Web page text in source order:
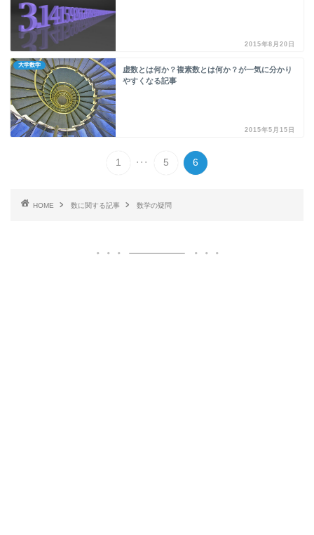
2015年8月20日
大学数学
虚数とは何か？複素数とは何か？が一気に分かり
やすくなる記事
2015年5月15日
1 ... 5 6
HOME 数に関する記事 数学の疑問